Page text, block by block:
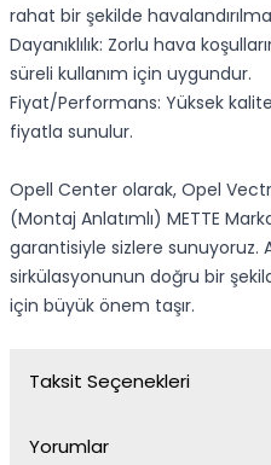
rahat bir şekilde
Dayanıklılık: Zorlu hava
süreli kullanım için uygundur.
Fiyat/Performans: Yüksek
fiyatla sunulur.
Opell Center olarak, Opel
(Montaj Anlatımlı) METTE
garantisiyle sizlere sunuyoruz.
sirkülasyonunun doğru bir
için büyük önem taşır.
Taksit Seçenekleri
Yorumlar